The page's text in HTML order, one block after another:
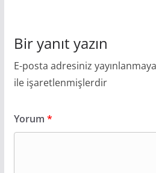
Bir yanıt yazın
E-posta adresiniz
ile işaretlenmişlerdir
Yorum *